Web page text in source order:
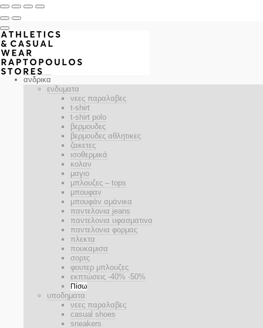
ανδρικα
ενδυματα
νεες παραλαβες
t-shirt
t-shirt polo
βερμουδες
βερμουδες αθλητικες
ζακετες
ισοθερμικά
κολαν
μαγιο
μπλουζες – tops
μπουφαν
μπουφάν αμάνικα
παντελονια jeans
παντελονια υφασματινα
παντελονια φορμας
πλεκτα
πουκαμισα
σορτς
φουτερ μπλουζες
εκπτώσεις -40% -50%
Πίσω
υποδηματα
νεες παραλαβες
casual shoes
sneakers